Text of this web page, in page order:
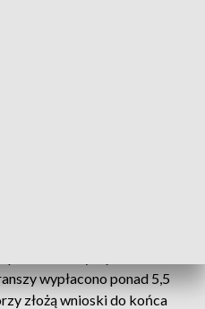
wypłacono ponad 5,5
złożą wnioski do końca